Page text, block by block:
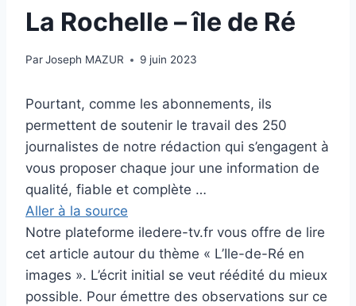
La Rochelle – île de Ré
ParJoseph MAZUR 9 juin 2023
Pourtant, comme les abonnements, ils
permettent de soutenir le travail des 250
journalistes de notre rédaction qui s’engagent à
vous proposer chaque jour une information de
qualité, fiable et complète …
Aller à la source
Notre plateforme iledere-tv.fr vous offre de lire
cet article autour du thème « L’Ile-de-Ré en
images ». L’écrit initial se veut réédité du mieux
possible. Pour émettre des observations sur ce